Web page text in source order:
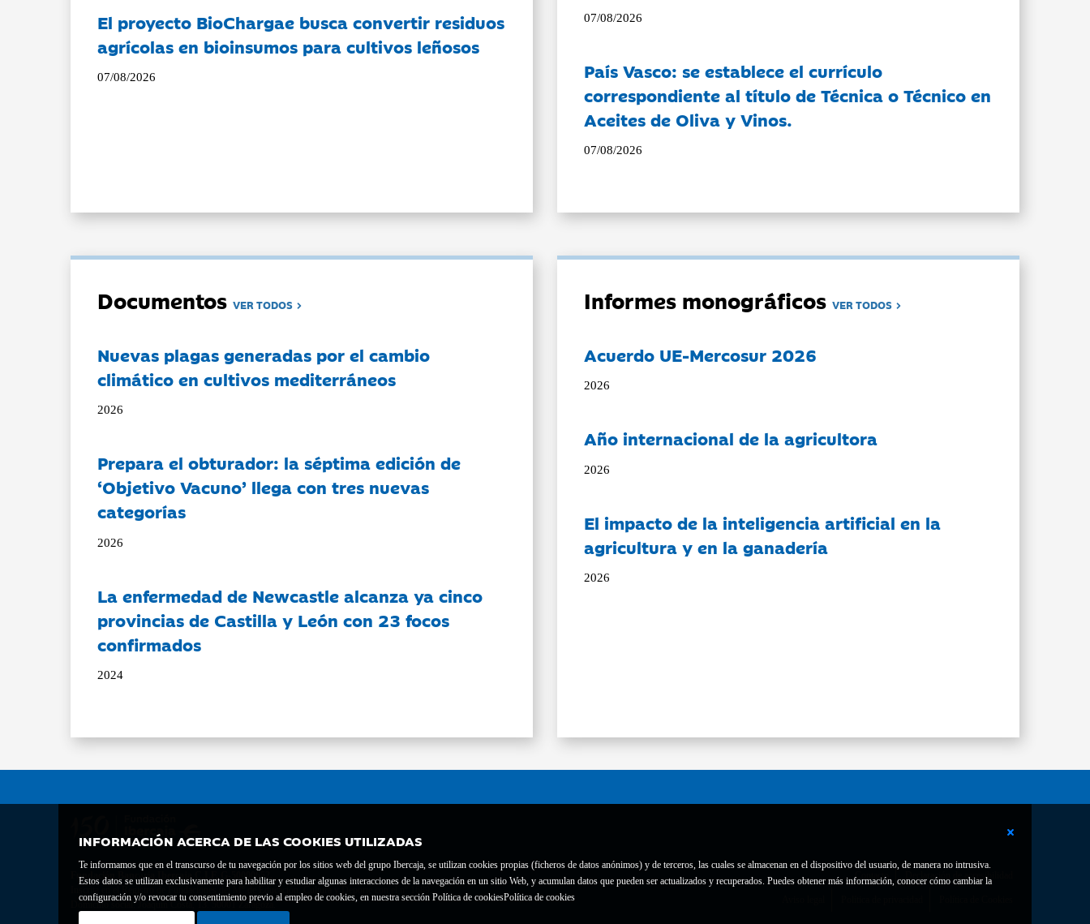
INFORMACIÓN ACERCA DE LAS COOKIES UTILIZADAS
Te informamos que en el transcurso de tu navegación por los sitios web del grupo Ibercaja, se utilizan cookies propias (ficheros de datos anónimos) y de terceros, las cuales se almacenan en el dispositivo del usuario, de manera no intrusiva.
Estos datos se utilizan exclusivamente para habilitar y estudiar algunas interacciones de la navegación en un sitio Web, y acumulan datos que pueden ser actualizados y recuperados. Puedes obtener más información, conocer cómo cambiar la
configuración y/o revocar tu consentimiento previo al empleo de cookies, en nuestra sección Política de cookiesPolítica de cookies
El proyecto BioChargae busca convertir residuos
agrícolas en bioinsumos para cultivos leñosos
07/08/2026
07/08/2026
País Vasco: se establece el currículo
correspondiente al título de Técnica o Técnico en
Aceites de Oliva y Vinos.
07/08/2026
DocumentosVER TODOS
Nuevas plagas generadas por el cambio
climático en cultivos mediterráneos
2026
Prepara el obturador: la séptima edición de
‘Objetivo Vacuno’ llega con tres nuevas
categorías
2026
La enfermedad de Newcastle alcanza ya cinco
provincias de Castilla y León con 23 focos
confirmados
2024
Informes monográficosVER TODOS
Acuerdo UE-Mercosur 2026
2026
Año internacional de la agricultora
2026
El impacto de la inteligencia artificial en la
agricultura y en la ganadería
2026
Fundación Bancaria Ibercaja C.I.F. G-50000652.
Inscrita en el Registro de Fundaciones del Mº de Educación, Cultura y Deporte con el nº 1689.
Domicilio social: Joaquín Costa, 13. 50001 Zaragoza.
Contacto Declaración de accesibilidad